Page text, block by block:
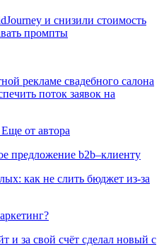
и снизили стоимость
промпты
рекламе свадебного салона
поток заявок на
Еще от автора
предложение b2b–клиенту
как не слить бюджет из-за
и за свой счёт сделал новый с